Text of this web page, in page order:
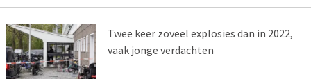
Twee keer zoveel explosies dan in 2022,
vaak jonge verdachten